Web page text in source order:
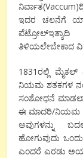
ಇದರ ಚಲನೆಗೆ
ತಿಳಿಯಲೇಬೇಕಾದ
1831ರಲ್ಲಿ
ನಿಯಮ ಶತಕಗಳ
ಸಂಶೋಧನೆ
ಈ ಮಾದರಿ/ನಿಯಮ
ಅವುಗಳನ್ನು
ಹೋಗುವುದು
ಎಂದರೆ ಎರಡು